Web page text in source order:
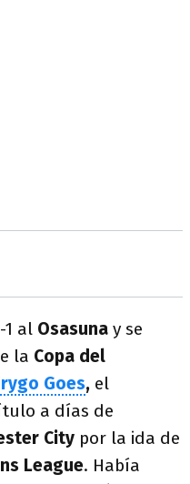
1 al Osasuna y se
la Copa del
Goes, el
a días de
City por la ida de
League. Había